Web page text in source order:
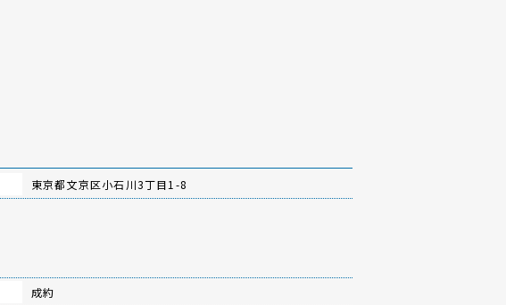
東京都文京区小石川3丁目1-8
成約